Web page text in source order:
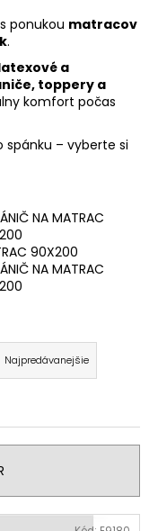
ponukou matracov
.
a
toppery a
komfort počas
spánku – vyberte si
NA MATRAC
90X200
NA MATRAC
Najpredávanejšie